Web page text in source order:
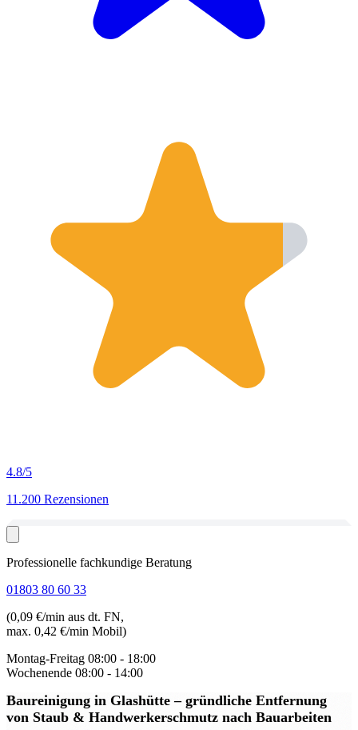
4.8/5
11.200 Rezensionen
Professionelle fachkundige Beratung
01803 80 60 33
(0,09 €/min aus dt. FN,
max. 0,42 €/min Mobil)
Montag-Freitag 08:00 - 18:00
Wochenende 08:00 - 14:00
Baureinigung in Glashütte– gründliche Entfernung
von Staub & Handwerkerschmutz nach Bauarbeiten